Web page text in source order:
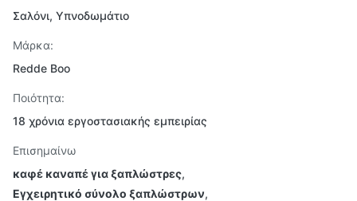
Σαλόνι, Υπνοδωμάτιο
Μάρκα:
Redde Boo
Ποιότητα:
18 χρόνια εργοστασιακής εμπειρίας
Επισημαίνω
καφέ καναπέ για ξαπλώστρες,
Εγχειρητικό σύνολο ξαπλώστρων,